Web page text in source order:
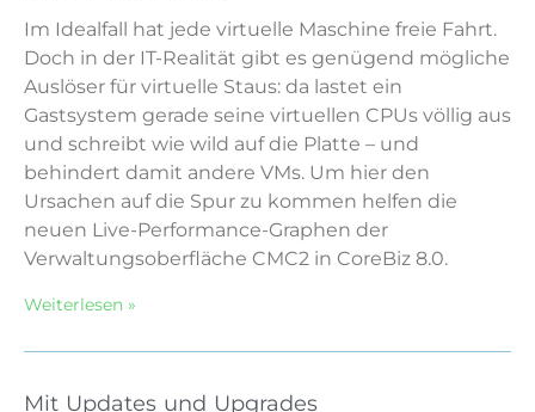
Im Idealfall hat jede virtuelle Maschine freie Fahrt.
Doch in der IT-Realität gibt es genügend mögliche
Auslöser für virtuelle Staus: da lastet ein
Gastsystem gerade seine virtuellen CPUs völlig aus
und schreibt wie wild auf die Platte – und
behindert damit andere VMs. Um hier den
Ursachen auf die Spur zu kommen helfen die
neuen Live-Performance-Graphen der
Verwaltungsoberfläche CMC2 in CoreBiz 8.0.
Weiterlesen »
Mit Updates und Upgrades